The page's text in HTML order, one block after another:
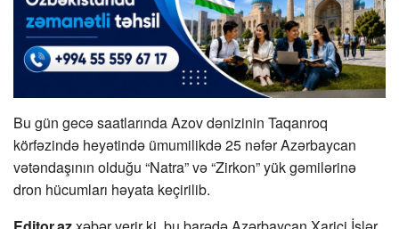
Bu gün gecə saatlarında Azov dənizinin Taqanroq
körfəzində heyətində ümumilikdə 25 nəfər Azərbaycan
vətəndaşının olduğu “Natra” və “Zirkon” yük gəmilərinə
dron hücumları həyata keçirilib.